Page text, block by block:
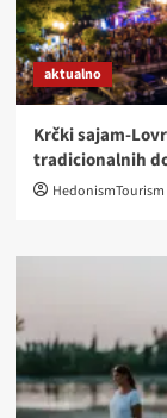
aktualno
Krčki sajam-
tradicionalnih
HedonismTourism